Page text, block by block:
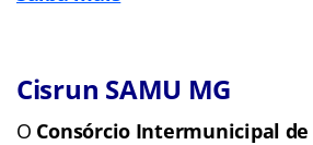
Cisrun SAMU MG
O Consórcio Intermunicipal de